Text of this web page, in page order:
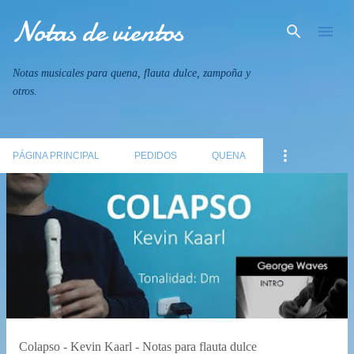
Notas de vientos
Notas musicales para quena, flauta dulce, zampoña y
otros.
PÁGINA PRINCIPAL PEDIDOS QUENA
Colapso - Kevin Kaarl - Notas para flauta dulce